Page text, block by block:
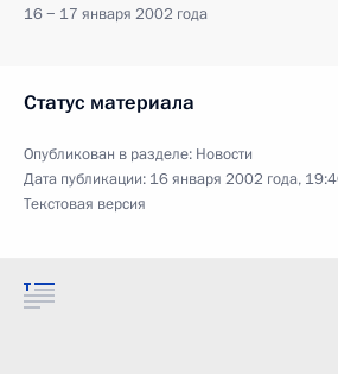
16 − 17 января 2002 года
Статус материала
Опубликован в разделе: Новости
Дата публикации: 16 января 2002 года,
Текстовая версия